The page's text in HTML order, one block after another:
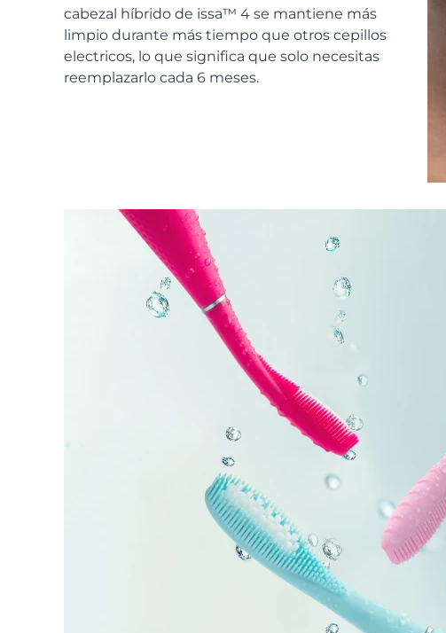
cabezal híbrido de issa™ 4 se mantiene más
limpio durante más tiempo que otros cepillos
electricos, lo que significa que solo necesitas
reemplazarlo cada 6 meses.
All acne treatment devices
All revitalizing eye massagers
Cuidado de la piel KIWI™
Serum
For healthy hair
issa™ Teeth Whitening Gel
18% PAP
Cosméticos Hombres